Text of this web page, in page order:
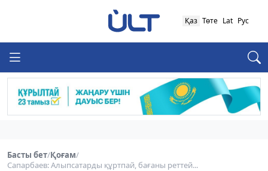
Қаз Төте Lat Рус
Басты бет/Қоғам/
Сапарбаев: Алыпсатарды құртпай, бағаны реттей...